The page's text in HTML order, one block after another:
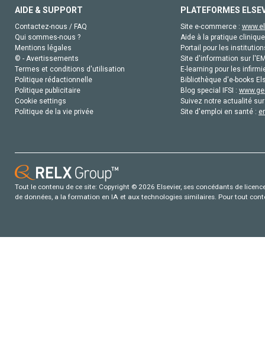
AIDE & SUPPORT
Contactez-nous / FAQ
Qui sommes-nous ?
Mentions légales
© - Avertissements
Termes et conditions d'utilisation
Politique rédactionnelle
Politique publicitaire
Cookie settings
Politique de la vie privée
PLATEFORMES
Site e-commerce :
Aide à la pratique
Portail pour les
Site d'information sur
E-learning pour les
Bibliothèque d'e-books
Blog special IFSI :
Suivez notre actualité
Site d'emploi en santé :
Tout le contenu de ce site: Copyright © 2026 Elsevier, ses concédants de
de données, a la formation en IA et aux technologies similaires. Pour tout